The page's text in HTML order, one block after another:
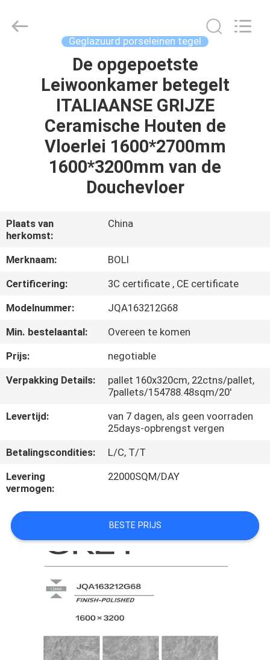
PRODUCTEN
VIDEO'S
FABRIEKSTOCHT
KWALITEITSCONTROLE
NEEM
CONTACT
MET
ONS
EEN
OFFERTE
SITEMAP
PRIVACYBELEID
CERAMICS
CO.,LTD..
Geglazuurd porseleinen tegel
De opgepoetste
Leiwoonkamer betegelt
ITALIAANSE GRIJZE
Ceramische Houten de
Vloerlei 1600*2700mm
1600*3200mm van de
Douchevloer
Plaats van
herkomst:
China
Merknaam:
BOLI
Certificering:
3C certificate , CE certificate
Modelnummer:
JQA163212G68
Min. bestelaantal:
Overeen te komen
Prijs:
negotiable
Verpakking Details:
pallet 160x320cm, 22ctns/pallet,
7pallets/154788.48sqm/20'
Levertijd:
van 7 dagen, als geen voorraden
25days-opbrengst vergen
Betalingscondities:
L/C, T/T
Levering
vermogen:
22000SQM/DAY
BESTE PRIJS